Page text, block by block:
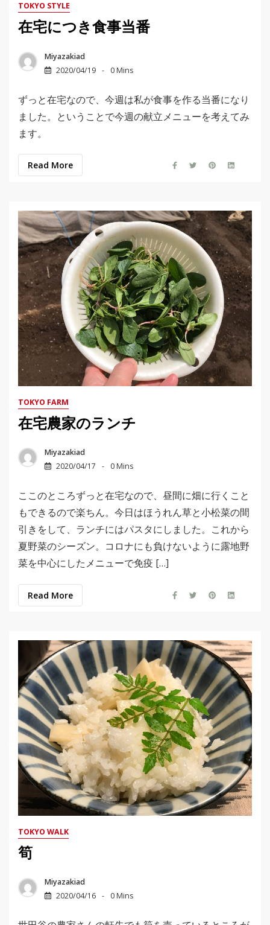
TOKYO STYLE
在宅につき食事当番
Miyazakiad
2020/04/19
0 Mins
ずっと在宅なので、今週は私が食事を作る当番になり
ました。ということで今週の献立メニューを考えてみ
ます。
Read More
TOKYO FARM
在宅農家のランチ
Miyazakiad
2020/04/17
0 Mins
ここのところずっと在宅なので、昼間に畑に行くこと
もできるので楽ちん。今日はほうれん草と小松菜の間
引きをして、ランチにはパスタにしました。これから
夏野菜のシーズン。コロナにも負けないように露地野
菜を中心にしたメニューで免疫 […]
Read More
TOKYO WALK
筍
Miyazakiad
2020/04/16
0 Mins